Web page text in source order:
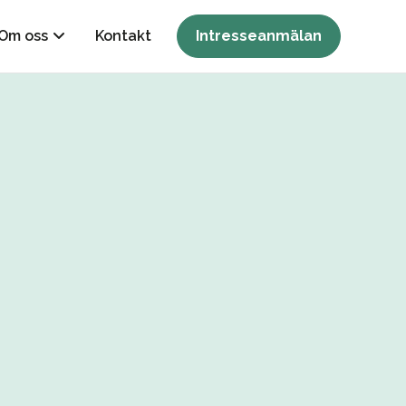
oss Kontakt Intresseanmälan